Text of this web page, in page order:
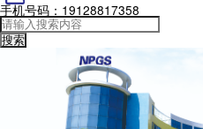
手机号码：19128817358